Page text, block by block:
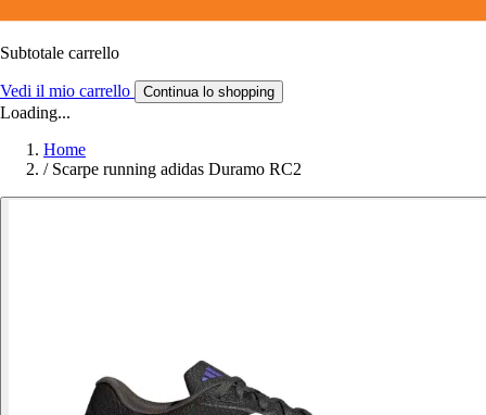
Subtotale carrello
Vedi il mio carrello Continua lo shopping
Loading...
Home
/ Scarpe running adidas Duramo RC2